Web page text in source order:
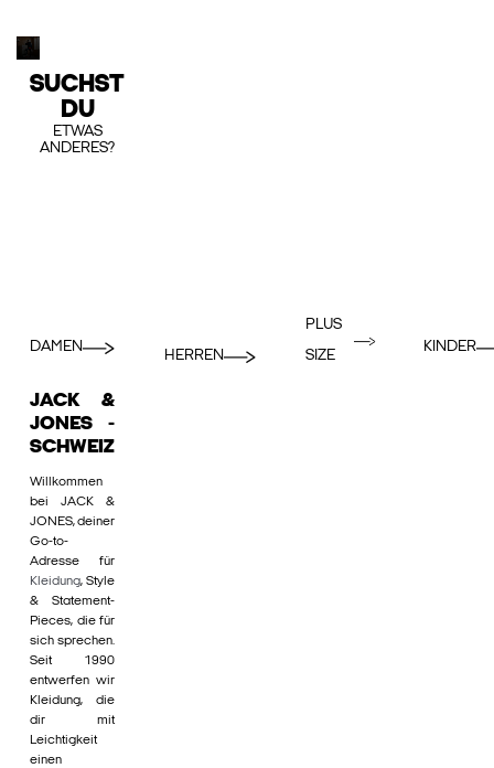
SUCHST
DU
ETWAS
ANDERES?
DAMEN
HERREN
PLUS
SIZE
KINDER
JACK &
JONES -
SCHWEIZ
Willkommen
bei JACK &
JONES, deiner
Go-to-
Adresse für
Kleidung, Style
& Statement-
Pieces, die für
sich sprechen.
Seit 1990
entwerfen wir
Kleidung, die
dir mit
Leichtigkeit
einen